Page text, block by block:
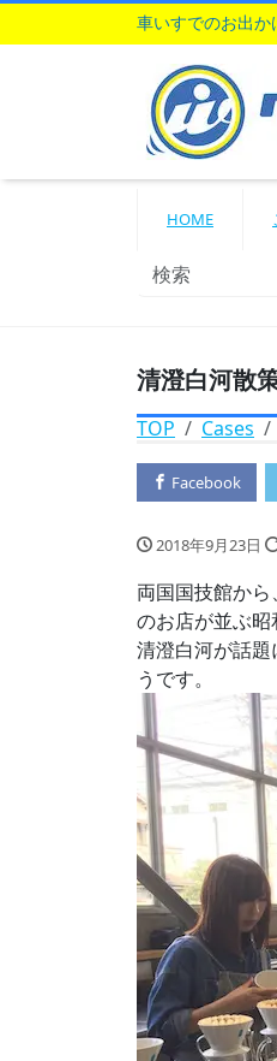
車いすでのお出
HOME
清澄白河散
TOP Cases
Facebook
2018年9月23日
両国国技館か
のお店が並ぶ昭
清澄白河が話題
うです。